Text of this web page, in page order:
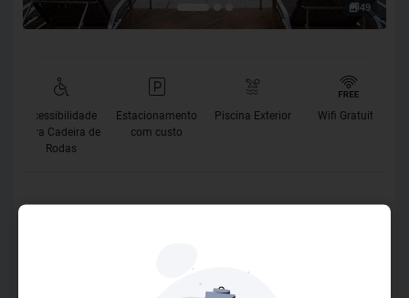
49
Acessibilidade
para Cadeira de
Rodas
Estacionamento
com custo
Piscina Exterior Wifi Gratuito
Pietro Angelo Hotel, localizado no centro de Foz do Iguaçu